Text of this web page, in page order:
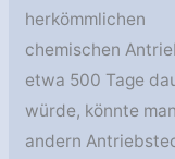
herkömmlichen
chemischen
etwa 500 Tage
würde, könnte
andern